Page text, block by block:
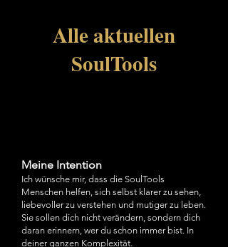
Alle aktuellen
SoulTools
Meine Intention
Ich wünsche mir, dass die SoulTools
Menschen helfen, sich selbst klarer zu sehen,
liebevoller zu verstehen und mutiger zu leben.
Sie sollen dich nicht verändern, sondern dich
daran erinnern, wer du schon immer bist. In
deiner ganzen Komplexität.